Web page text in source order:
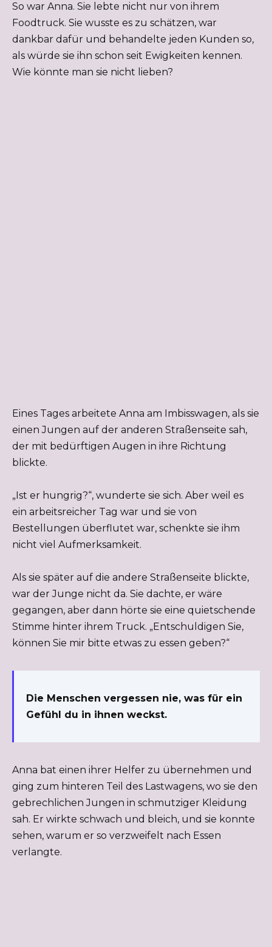
So war Anna. Sie lebte nicht nur von ihrem
Foodtruck. Sie wusste es zu schätzen, war
dankbar dafür und behandelte jeden Kunden so,
als würde sie ihn schon seit Ewigkeiten kennen.
Wie könnte man sie nicht lieben?
Eines Tages arbeitete Anna am Imbisswagen, als sie
einen Jungen auf der anderen Straßenseite sah,
der mit bedürftigen Augen in ihre Richtung
blickte.
„Ist er hungrig?“, wunderte sie sich. Aber weil es
ein arbeitsreicher Tag war und sie von
Bestellungen überflutet war, schenkte sie ihm
nicht viel Aufmerksamkeit.
Als sie später auf die andere Straßenseite blickte,
war der Junge nicht da. Sie dachte, er wäre
gegangen, aber dann hörte sie eine quietschende
Stimme hinter ihrem Truck. „Entschuldigen Sie,
können Sie mir bitte etwas zu essen geben?“
Die Menschen vergessen nie, was für ein
Gefühl du in ihnen weckst.
Anna bat einen ihrer Helfer zu übernehmen und
ging zum hinteren Teil des Lastwagens, wo sie den
gebrechlichen Jungen in schmutziger Kleidung
sah. Er wirkte schwach und bleich, und sie konnte
sehen, warum er so verzweifelt nach Essen
verlangte.